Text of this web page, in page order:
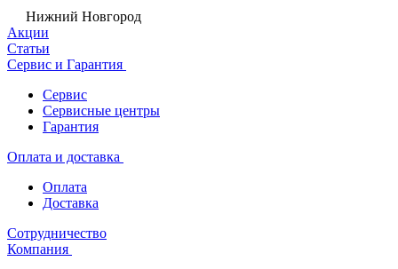
Нижний Новгород
Акции
Статьи
Сервис и Гарантия
Сервис
Сервисные центры
Гарантия
Оплата и доставка
Оплата
Доставка
Сотрудничество
Компания